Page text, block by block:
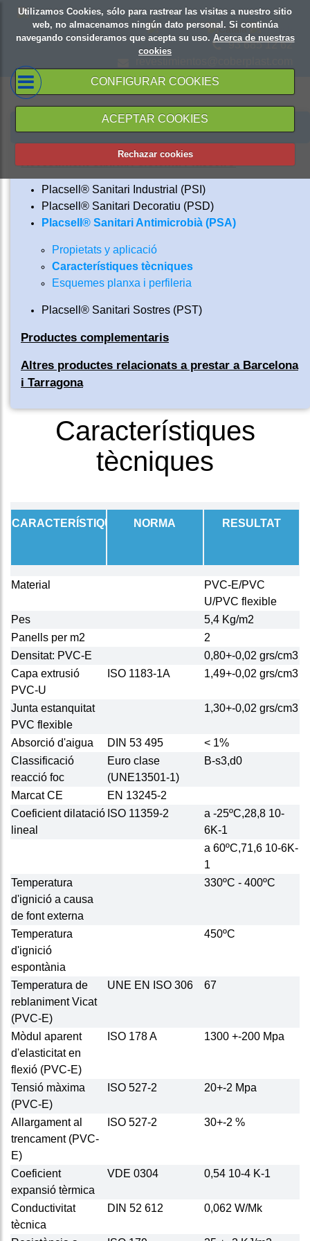
Utilizamos Cookies, sólo para rastrear las visitas a nuestro sitio
web, no almacenamos ningún dato personal. Si continúa
navegando consideramos que acepta su uso. Acerca de nuestras
cookies
CONFIGURAR COOKIES
ACEPTAR COOKIES
Rechazar cookies
93 685 12 62
PRODUCTES Y SERVEIS
Revestiment sanitàri sistema Placsell®
Placsell® Sanitari Industrial (PSI)
Placsell® Sanitari Decoratiu (PSD)
Placsell® Sanitari Antimicrobià (PSA)
Propietats y aplicació
Característiques tècniques
Esquemes planxa i perfileria
Placsell® Sanitari Sostres (PST)
Productes complementaris
Altres productes relacionats a prestar a Barcelona
i Tarragona
Característiques
tècniques
CARACTERÍSTIQUES NORMA RESULTAT
Material
PVC-E/PVC
U/PVC flexible
Pes
5,4 Kg/m2
Panells per m2
2
Densitat: PVC-E
0,80+-0,02 grs/cm3
Capa extrusió
PVC-U
ISO 1183-1A 1,49+-0,02 grs/cm3
Junta estanquitat
PVC flexible
1,30+-0,02 grs/cm3
Absorció d'aigua DIN 53 495
< 1%
Classificació
reacció foc
Euro clase
(UNE13501-1)
B-s3,d0
Marcat CE
EN 13245-2
Coeficient dilatació
lineal
ISO 11359-2
a -25ºC,28,8 10-
6K-1
a 60ºC,71,6 10-6K-
1
Temperatura
d'ignició a causa
de font externa
330ºC - 400ºC
Temperatura
d'ignició
espontània
450ºC
Temperatura de
reblaniment Vicat
(PVC-E)
UNE EN ISO 306 67
Mòdul aparent
d'elasticitat en
flexió (PVC-E)
ISO 178 A 1300 +-200 Mpa
Tensió màxima
(PVC-E)
ISO 527-2 20+-2 Mpa
Allargament al
trencament (PVC-
E)
ISO 527-2 30+-2 %
Coeficient
expansió tèrmica
VDE 0304 0,54 10-4 K-1
Conductivitat
tècnica
DIN 52 612 0,062 W/Mk